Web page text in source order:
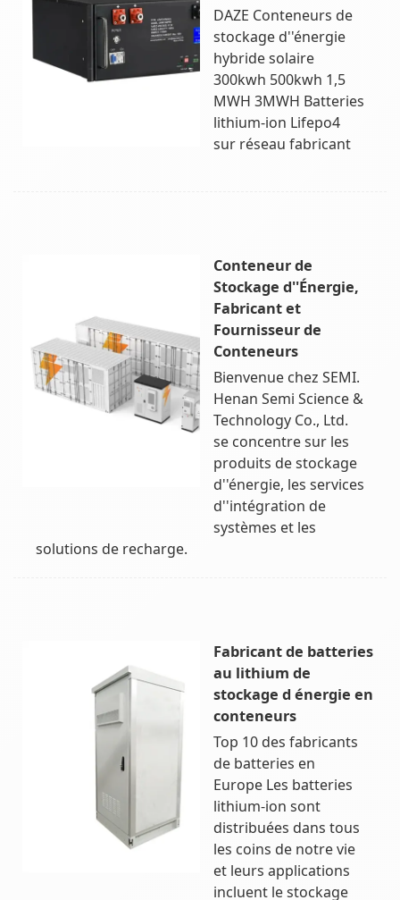
DAZE Conteneurs de
stockage d''énergie
hybride solaire
300kwh 500kwh 1,5
MWH 3MWH Batteries
lithium-ion Lifepo4
sur réseau fabricant
Conteneur de
Stockage d''Énergie,
Fabricant et
Fournisseur de
Conteneurs
Bienvenue chez SEMI.
Henan Semi Science &
Technology Co., Ltd.
se concentre sur les
produits de stockage
d''énergie, les services
d''intégration de
systèmes et les
solutions de recharge.
Fabricant de batteries
au lithium de
stockage d énergie en
conteneurs
Top 10 des fabricants
de batteries en
Europe Les batteries
lithium-ion sont
distribuées dans tous
les coins de notre vie
et leurs applications
incluent le stockage